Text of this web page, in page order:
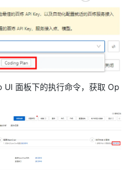
UI 面板下的执行命令，获取 Op